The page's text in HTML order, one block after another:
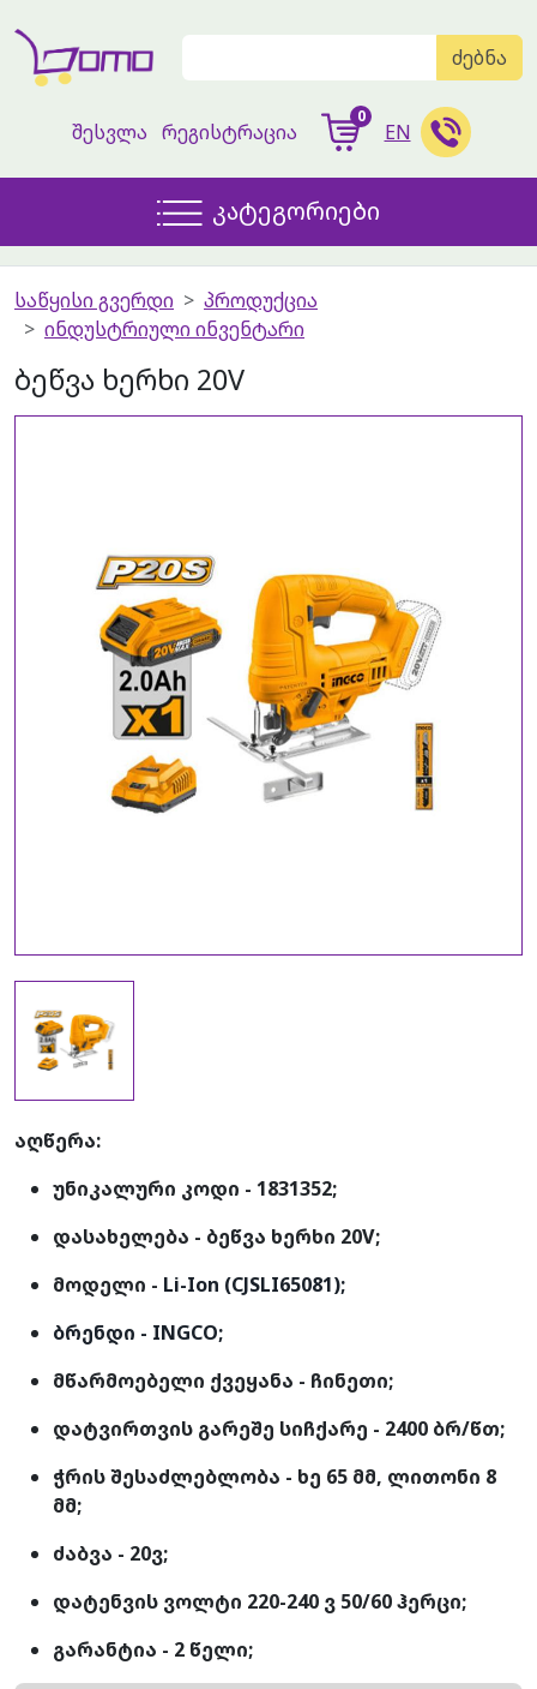
ძებნა
შესვლა რეგისტრაცია
0
EN
კატეგორიები
საწყისი გვერდი
პროდუქცია
ინდუსტრიული ინვენტარი
ბეწვა ხერხი 20V
აღწერა:
უნიკალური კოდი - 1831352;
დასახელება - ბეწვა ხერხი 20V;
მოდელი - Li-Ion (CJSLI65081);
ბრენდი - INGCO;
მწარმოებელი ქვეყანა - ჩინეთი;
დატვირთვის გარეშე სიჩქარე - 2400 ბრ/წთ;
ჭრის შესაძლებლობა - ხე 65 მმ, ლითონი 8
მმ;
ძაბვა - 20ვ;
დატენვის ვოლტი 220-240 ვ 50/60 ჰერცი;
გარანტია - 2 წელი;